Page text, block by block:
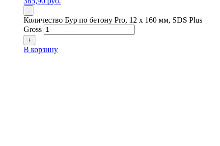
-
Количество Бур по бетону Pro, 12 х 160 мм, SDS Plus
Gross
+
В корзину